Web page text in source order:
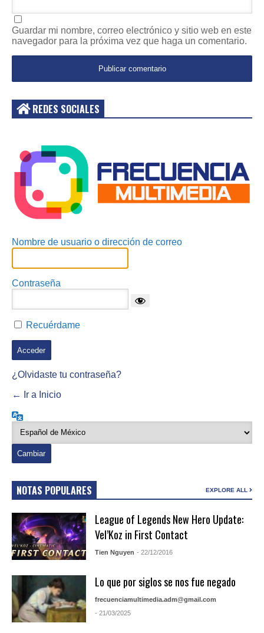
Guardar mi nombre, correo electrónico y sitio web en este
navegador para la próxima vez que haga un comentario.
REDES SOCIALES
Nombre de usuario o dirección de correo
Contraseña
Recuérdame
¿Olvidaste tu contraseña?
← Ir a Inicio
NOTAS POPULARES EXPLORE ALL
League of Legends New Hero Update:
Vel’Koz in First Contact
Tien Nguyen - 22/12/2016
Lo que por siglos se nos fue negado
frecuenciamultimedia.adm@gmail.com
- 21/03/2025